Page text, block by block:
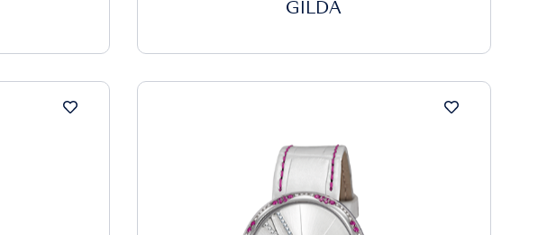
GILDA